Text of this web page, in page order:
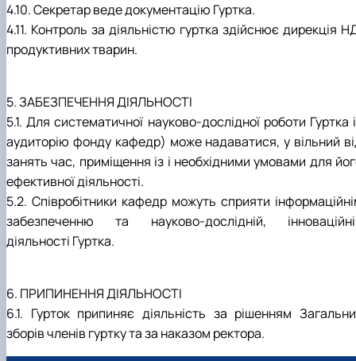
4.10. Секретар веде документацію Гуртка.
4.11. Контроль за діяльністю гуртка здійснює дирекція
продуктивних тварин.
5. ЗАБЕЗПЕЧЕННЯ ДІЯЛЬНОСТІ
5.1. Для систематичної науково-дослідної роботи Гуртка
аудиторію фонду кафедр) може надаватися, у вільний
занять час, приміщення із і необхідними умовами для
ефективної діяльності.
5.2. Співробітники кафедр можуть сприяти
забезпеченню та науково-дослідній,
діяльності Гуртка.
6. ПРИПИНЕННЯ ДІЯЛЬНОСТІ
6.1. Гурток припиняє діяльність за рішенням
зборів членів гуртку та за наказом ректора.